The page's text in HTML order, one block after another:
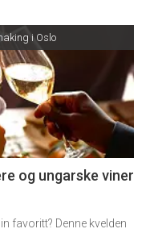
i Oslo
og ungarske viner
favoritt? Denne kvelden